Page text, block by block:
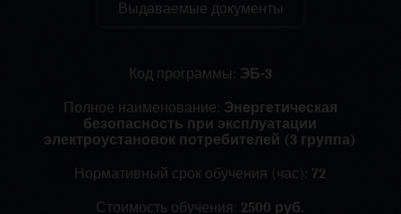
Выдаваемые документы
Код программы: ЭБ-3
Полное наименование: Энергетическая
безопасность при эксплуатации
электроустановок потребителей (3 группа)
Нормативный срок обучения (час):72
Стоимость обучения: 2500 руб.